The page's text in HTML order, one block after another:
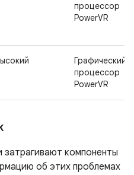
процессор
PowerVR
Графический
процессор
PowerVR
затрагивают компоненты
об этих проблемах